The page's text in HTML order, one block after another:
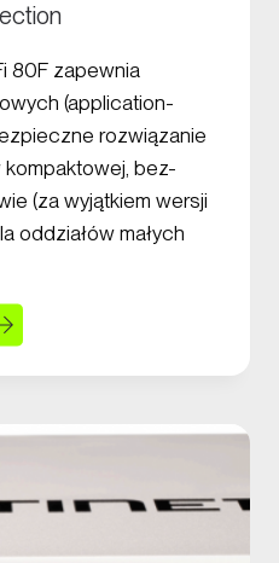
80F zapewnia
(application-
rozwiązanie
kompaktowej, bez-
(za wyjątkiem wersji
oddziałów małych